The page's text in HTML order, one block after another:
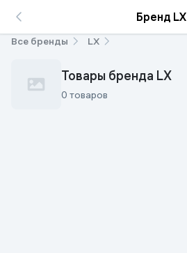
Бренд LX
Все бренды LX
Товары бренда LX
0 товаров